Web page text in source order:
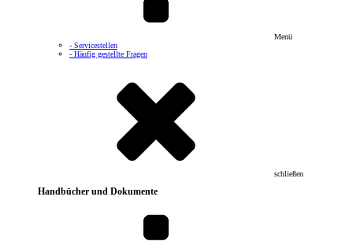
Menü
- Servicestellen
- Häufig gestellte Fragen
schließen
Handbücher und Dokumente